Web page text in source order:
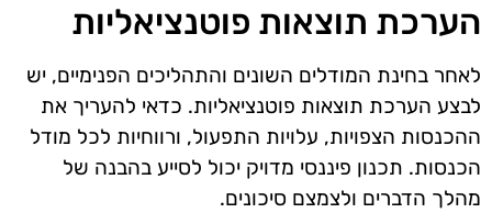
הערכת תוצאות פוטנציאליות
לאחר בחינת המודלים השונים והתהליכים הפנימיים, יש
לבצע הערכת תוצאות פוטנציאליות. כדאי להעריך את
ההכנסות הצפויות, עלויות התפעול, ורווחיות לכל מודל
הכנסות. תכנון פיננסי מדויק יכול לסייע בהבנה של
מהלך הדברים ולצמצם סיכונים.